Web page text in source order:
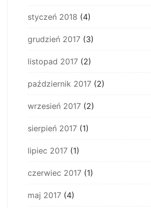
styczeń 2018 (4)
grudzień 2017 (3)
listopad 2017 (2)
październik 2017 (2)
wrzesień 2017 (2)
sierpień 2017 (1)
lipiec 2017 (1)
czerwiec 2017 (1)
maj 2017 (4)